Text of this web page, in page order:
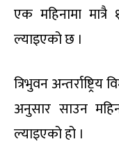
एक महिनामा
ल्याइएको छ ।
त्रिभुवन
अनुसार साउन
ल्याइएको हो ।